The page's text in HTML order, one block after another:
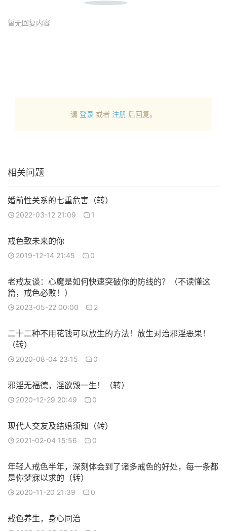
暂无回复内容
请 登录 或者 注册 后回复。
相关问题
婚前性关系的七重危害（转）
2022-03-12 21:09 1
戒色致未来的你
2019-12-14 21:45 0
老戒友谈：心魔是如何快速突破你的防线的？（不读懂这
篇，戒色必败！）
2023-05-22 00:00 2
二十二种不用花钱可以放生的方法！放生对治邪淫恶果！
（转）
2020-08-04 23:15 0
邪淫无福德，淫欲毁一生！（转）
2020-12-29 20:49 0
现代人交友及结婚须知（转）
2021-02-04 15:56 0
年轻人戒色半年，深刻体会到了诸多戒色的好处，每一条都
是你梦寐以求的（转）
2020-11-20 21:39 0
戒色养生，身心同治